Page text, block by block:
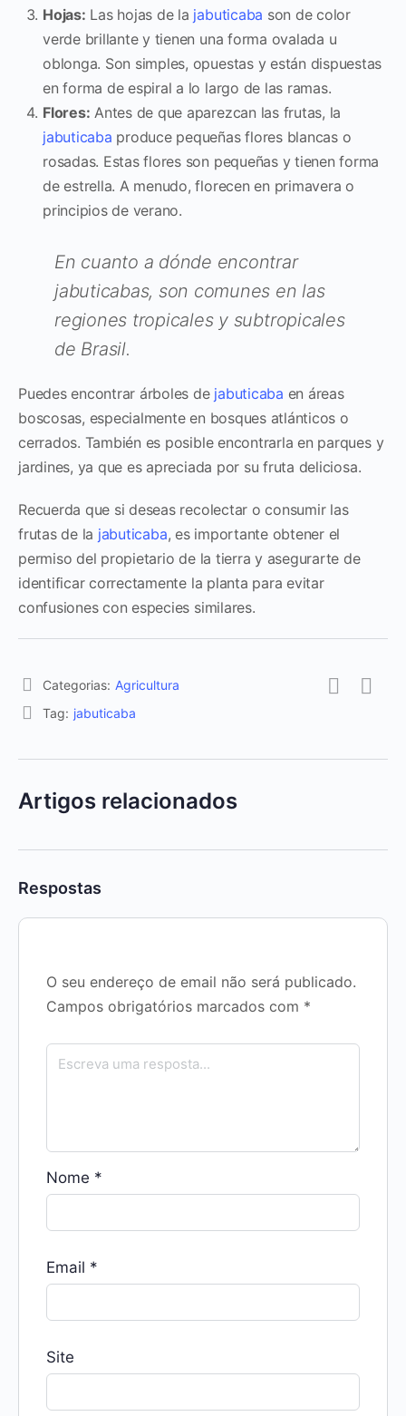
Hojas: Las hojas de la jabuticaba son de color
verde brillante y tienen una forma ovalada u
oblonga. Son simples, opuestas y están dispuestas
en forma de espiral a lo largo de las ramas.
Flores: Antes de que aparezcan las frutas, la
jabuticaba produce pequeñas flores blancas o
rosadas. Estas flores son pequeñas y tienen forma
de estrella. A menudo, florecen en primavera o
principios de verano.
En cuanto a dónde encontrar
jabuticabas, son comunes en las
regiones tropicales y subtropicales
de Brasil.
Puedes encontrar árboles de jabuticaba en áreas
boscosas, especialmente en bosques atlánticos o
cerrados. También es posible encontrarla en parques y
jardines, ya que es apreciada por su fruta deliciosa.
Recuerda que si deseas recolectar o consumir las
frutas de la jabuticaba, es importante obtener el
permiso del propietario de la tierra y asegurarte de
identificar correctamente la planta para evitar
confusiones con especies similares.
Categorias: Agricultura
Tag: jabuticaba
Artigos relacionados
Respostas
O seu endereço de email não será publicado.
Campos obrigatórios marcados com *
Nome *
Email *
Site